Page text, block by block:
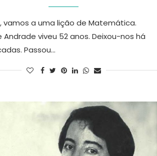
vamos a uma lição de Matemática.
Andrade viveu 52 anos. Deixou-nos há
Passou…